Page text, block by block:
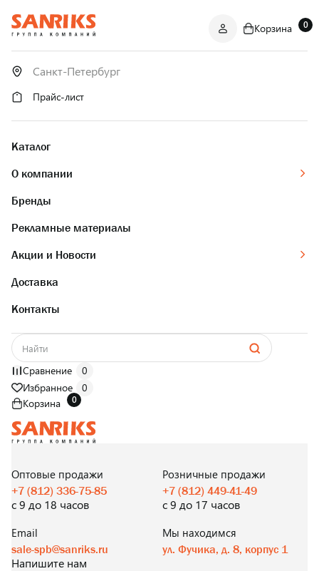
ОПТОМ
И В РОЗНИЦУ
Корзина 0
Прайс-лист
Каталог
О компании
Бренды
Рекламные материалы
Акции и Новости
Доставка
Контакты
Сравнение
0
Избранное
0
Корзина
0
И В РОЗНИЦУ
Оптовые продажи
+7 (812) 336-75-85
с 9 до 18 часов
Розничные продажи
+7 (812) 449-41-49
с 9 до 17 часов
Email
sale-spb@sanriks.ru
Напишите нам
Мы находимся
ул. Фучика, д. 8, корпус 1